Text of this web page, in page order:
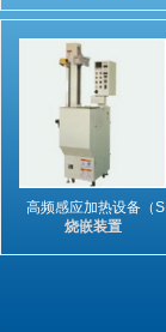
高频感应加热设备（S
烧嵌装置